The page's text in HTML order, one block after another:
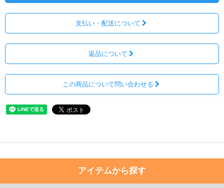
支払い・配送について
返品について
この商品について問い合わせる
アイテムから探す